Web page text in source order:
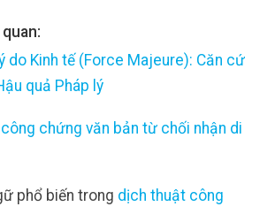
do Kinh tế (Force Majeure): Căn cứ
quả Pháp lý
chứng văn bản từ chối nhận di
phổ biến trong dịch thuật công